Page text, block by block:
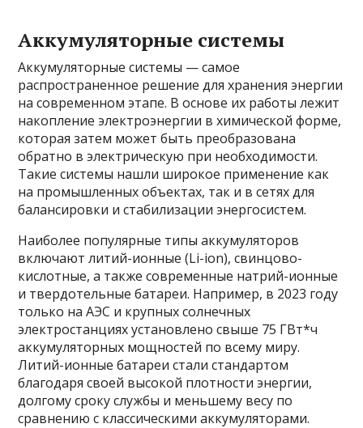
Аккумуляторные системы
Аккумуляторные системы — самое
распространенное решение для хранения энергии
на современном этапе. В основе их работы лежит
накопление электроэнергии в химической форме,
которая затем может быть преобразована
обратно в электрическую при необходимости.
Такие системы нашли широкое применение как
на промышленных объектах, так и в сетях для
балансировки и стабилизации энергосистем.
Наиболее популярные типы аккумуляторов
включают литий-ионные (Li-ion), свинцово-
кислотные, а также современные натрий-ионные
и твердотельные батареи. Например, в 2023 году
только на АЭС и крупных солнечных
электростанциях установлено свыше 75 ГВт*ч
аккумуляторных мощностей по всему миру.
Литий-ионные батареи стали стандартом
благодаря своей высокой плотности энергии,
долгому сроку службы и меньшему весу по
сравнению с классическими аккумуляторами.